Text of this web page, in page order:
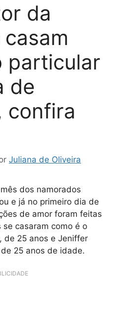
da
particular
de
confira
Juliana de Oliveira
dos namorados
e já no primeiro dia de
de amor foram feitas
casaram como é o
de 25 anos e Jeniffer
25 anos de idade.